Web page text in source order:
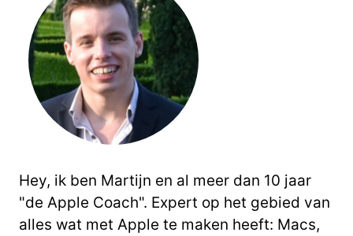
Hey, ik ben Martijn en al meer dan 10 jaar
"de Apple Coach". Expert op het gebied van
alles wat met Apple te maken heeft: Macs,